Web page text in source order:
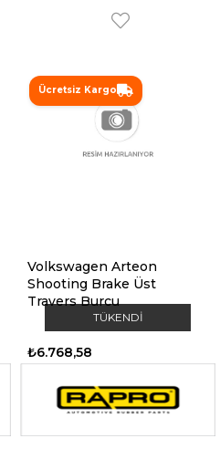
Ücretsiz Kargo
TÜKENDI
Volkswagen Arteon
Shooting Brake Üst
Travers Burcu
₺6.768,58